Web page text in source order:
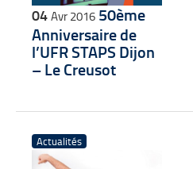
04Avr 2016 50ème
Anniversaire de
l’UFR STAPS Dijon
– Le Creusot
Actualités